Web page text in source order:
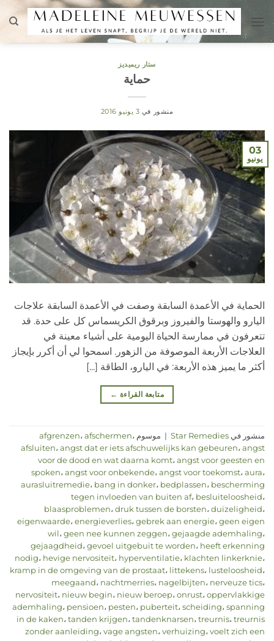
للمحتوى
ستار ريميديز
حماية
منشور في 3 يونيو 2016
03
يونيو
الحماية في الأعمدة السابقة وصفت في الأعمدة السابقة علاجات
اليارو والهوستا والفيروز وبرقوق الكريسماس كل على حدة. قد
تتعرفون في ممارسة الحياة اليومية على أشياء معينة في
العلاجات الأربعة الموصوفة من الزهور. اسمحوا لي أن أكرر بإيجاز
أكثر ما يميز هذه الأربعة: في اليارو، الطاقة [...]
متابعة القراءة ←
منشور في Star Remedies
| موسوم afgrenzen، afschermen،
afsluiten، angst dat er iets afschuwelijks kan gebeuren، angst
voor de dood en wat daarna komt، angst voor geesten en
spoken، angst voor onbekende، angst voor toekomst، aura،
aurasluitremedie، bang in donker، bedplassen، bescherming
tegen invloeden van buiten af، besluiteloosheid،
blaasproblemen، druk tussen de borsten، duizeligheid،
eigenwaarde، energieverlies، gebrek aan energie، geen eigen
wil ، geen nee kunnen zeggen، gejaagde ademhaling،
gejaagdheid، gevoel uitgebuit te worden، heeft erkenning
nodig، hevige nervositeit، hyperventilatie، klachten linkerknie،
kramp in de omgeving van de prostaat، littekens، lusteloosheid،
meegaand، nachtmerries، nagelbijten، nerveuze tics،
nervositeit، nieuw begin، nieuw beroep، onrust، oppervlakkige
ademhaling، pensioen، pesten، puberteit، scheiding، spanning
in de kaken، tanden krijgen، tandenknarsen، treurnis، treurnis
zonder aanleiding، vage angsten، verhuizing، voelt zich een